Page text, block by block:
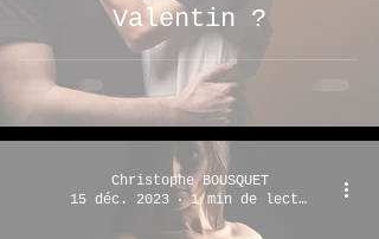
Valentin ?
Christophe BOUSQUET
15 déc. 2023
1 min de lecture